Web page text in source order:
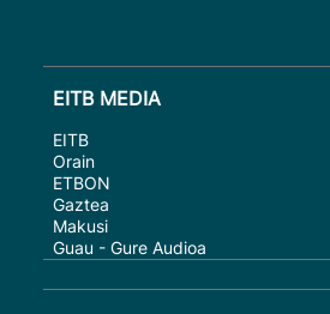
EITB MEDIA
EITB
Orain
ETBON
Gaztea
Makusi
Guau - Gure Audioa